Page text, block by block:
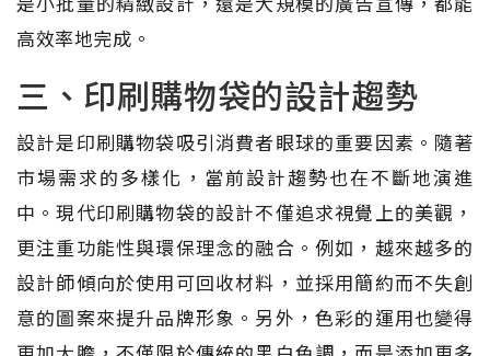
高效率地完成。
三、印刷購物袋的設計趨勢
設計是印刷購物袋吸引消費者眼球的重要因素。隨著
市場需求的多樣化，當前設計趨勢也在不斷地演進
中。現代印刷購物袋的設計不僅追求視覺上的美觀，
更注重功能性與環保理念的融合。例如，越來越多的
設計師傾向於使用可回收材料，並採用簡約而不失創
意的圖案來提升品牌形象。另外，色彩的運用也變得